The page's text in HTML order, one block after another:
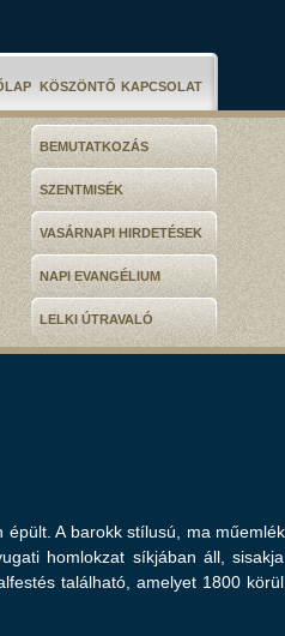
KÖSZÖNTŐ KAPCSOLAT
BEMUTATKOZÁS
SZENTMISÉK
VASÁRNAPI HIRDETÉSEK
NAPI EVANGÉLIUM
LELKI ÚTRAVALÓ
A barokk stílusú, ma
homlokzat síkjában áll,
található, amelyet 1800